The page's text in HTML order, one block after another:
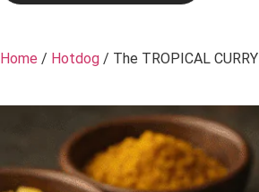
Home / Hotdog / The TROPICAL CURRY